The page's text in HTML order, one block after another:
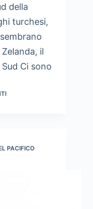
della
turchesi,
il
Ci sono
PACIFICO